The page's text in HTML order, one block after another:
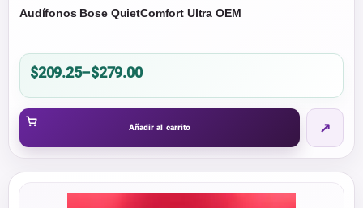
Audífonos Bose QuietComfort Ultra OEM
$209.25–$279.00
Price
$209.25
through
$279.00
Añadir al carrito ↗